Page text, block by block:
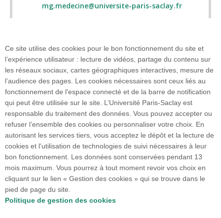
mg.medecine@universite-paris-saclay.fr
Faculté de Médecine
Plan du site
Accueil des publics internationaux
Ce site utilise des cookies pour le bon fonctionnement du site et
l’expérience utilisateur : lecture de vidéos, partage du contenu sur
les réseaux sociaux, cartes géographiques interactives, mesure de
l’audience des pages. Les cookies nécessaires sont ceux liés au
fonctionnement de l'espace connecté et de la barre de notification
qui peut être utilisée sur le site. L’Université Paris-Saclay est
responsable du traitement des données. Vous pouvez accepter ou
refuser l’ensemble des cookies ou personnaliser votre choix. En
autorisant les services tiers, vous acceptez le dépôt et la lecture de
cookies et l'utilisation de technologies de suivi nécessaires à leur
bon fonctionnement. Les données sont conservées pendant 13
mois maximum. Vous pourrez à tout moment revoir vos choix en
cliquant sur le lien « Gestion des cookies » qui se trouve dans le
pied de page du site.
Politique de gestion des cookies